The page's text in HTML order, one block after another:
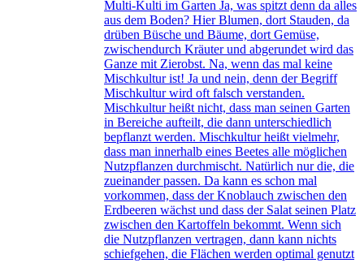
Multi-Kulti im Garten Ja, was spitzt denn da alles
aus dem Boden? Hier Blumen, dort Stauden, da
drüben Büsche und Bäume, dort Gemüse,
zwischendurch Kräuter und abgerundet wird das
Ganze mit Zierobst. Na, wenn das mal keine
Mischkultur ist! Ja und nein, denn der Begriff
Mischkultur wird oft falsch verstanden.
Mischkultur heißt nicht, dass man seinen Garten
in Bereiche aufteilt, die dann unterschiedlich
bepflanzt werden. Mischkultur heißt vielmehr,
dass man innerhalb eines Beetes alle möglichen
Nutzpflanzen durchmischt. Natürlich nur die, die
zueinander passen. Da kann es schon mal
vorkommen, dass der Knoblauch zwischen den
Erdbeeren wächst und dass der Salat seinen Platz
zwischen den Kartoffeln bekommt. Wenn sich
die Nutzpflanzen vertragen, dann kann nichts
schiefgehen, die Flächen werden optimal genutzt